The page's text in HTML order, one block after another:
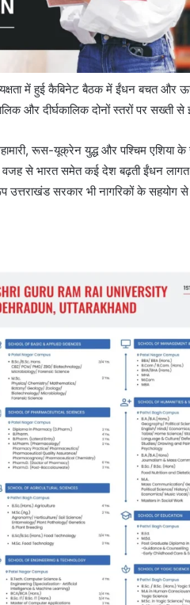
में हुई कैबिनेट बैठक में ईंधन बचत और
और दीर्घकालिक दोनों स्तरों पर सख्ती
रूस-यूक्रेन युद्ध और पश्चिम एशिया
वजह से भारत समेत कई देश बढ़ती ईंधन
उत्तराखंड सरकार भी नागरिकों के सहयोग